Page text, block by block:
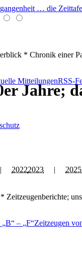
… die
* Chronik einer
MitteilungenRSS-
20222023 | 2025
Zeitzeugenberichte;
B – F Zeitzeugen
Jahre;